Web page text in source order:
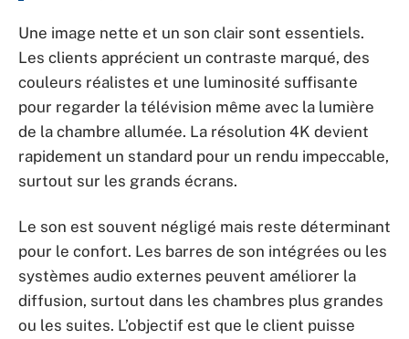
Une image nette et un son clair sont essentiels.
Les clients apprécient un contraste marqué, des
couleurs réalistes et une luminosité suffisante
pour regarder la télévision même avec la lumière
de la chambre allumée. La résolution 4K devient
rapidement un standard pour un rendu impeccable,
surtout sur les grands écrans.
Le son est souvent négligé mais reste déterminant
pour le confort. Les barres de son intégrées ou les
systèmes audio externes peuvent améliorer la
diffusion, surtout dans les chambres plus grandes
ou les suites. L’objectif est que le client puisse